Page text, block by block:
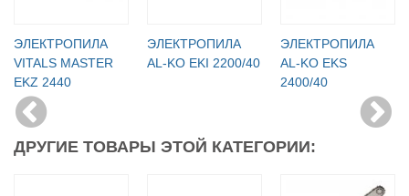
ЭЛЕКТРОПИЛА
VITALS MASTER
EKZ 2440
ЭЛЕКТРОПИЛА
AL-KO EKI 2200/40
ЭЛЕКТРОПИЛА
AL-KO EKS
2400/40
ДРУГИЕ ТОВАРЫ ЭТОЙ КАТЕГОРИИ: